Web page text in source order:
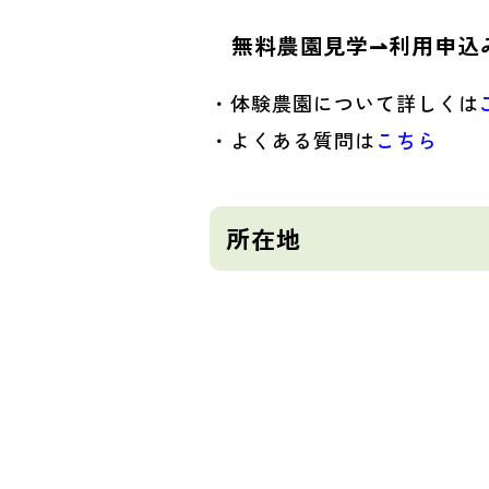
無料農園見学⇀利用申
・体験農園について詳しくは
・よくある質問はこちら
所在地